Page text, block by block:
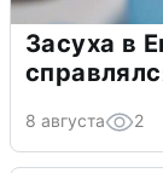
Засуха в
8 августа 2